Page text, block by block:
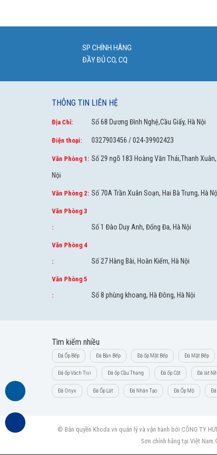
SP CHÍNH HÃNG
ĐẦY ĐỦ CO, CQ
THÔNG TIN LIÊN HỆ
Địa Chỉ: Số 68 Dương Đình Nghệ,Cầu Giấy, Hà Nội
Điện thoại: 0327903456 / 024-39902423
Văn Phòng 1: Số 29 ngõ 183 Hoàng Văn Thái,Thanh Xuân,
Nội
Văn Phòng 2: Số 70A Trần Xuân Soạn, Hai Bà Trưng, Hà
Văn Phòng 3
: Số 1 Đào Duy Anh, Đống Đa, Hà Nội
Văn Phòng 4
: Số 27 Hàng Bài, Hoàn Kiếm, Hà Nội
Văn Phòng 5
: Số 8 phùng khoang, Hà Đông, Hà Nội
Tìm kiếm nhiều
Đá Ốp Bếp Đá Bàn Bếp Đá ốp Mặt Bếp Đá Mặt Bếp
Đá ốp Vách Tivi Đá ốp Cầu Thang Đá ốp Cột Đá lát
Đá Onyx Đá Ốp Lát Đá Nhân Tạo Đá Ốp Mộ
© Bản quyền Khoda.vn quản lý và vận hành bởi CÔNG TY
Sơn chính hãng tại Việt